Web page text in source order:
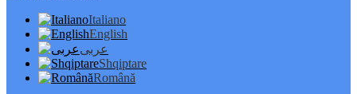
Italiano
English
عربى
Shqiptare
Română